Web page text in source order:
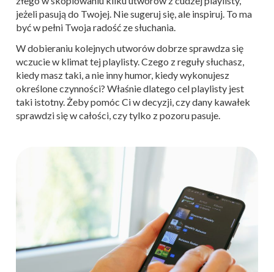
jeżeli pasują do Twojej. Nie sugeruj się, ale inspiruj. To ma
być w pełni Twoja radość ze słuchania.
W dobieraniu kolejnych utworów dobrze sprawdza się
wczucie w klimat tej playlisty. Czego z reguły słuchasz,
kiedy masz taki, a nie inny humor, kiedy wykonujesz
określone czynności? Właśnie dlatego cel playlisty jest
taki istotny. Żeby pomóc Ci w decyzji, czy dany kawałek
sprawdzi się w całości, czy tylko z pozoru pasuje.